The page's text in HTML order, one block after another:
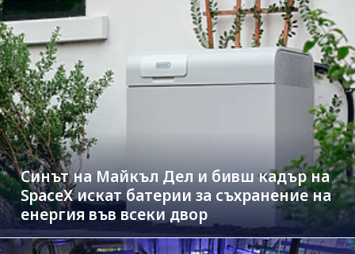
Синът на Майкъл Дeл и бивш кадър на
SpaceX искат батерии за съхранение на
енергия във всеки двор